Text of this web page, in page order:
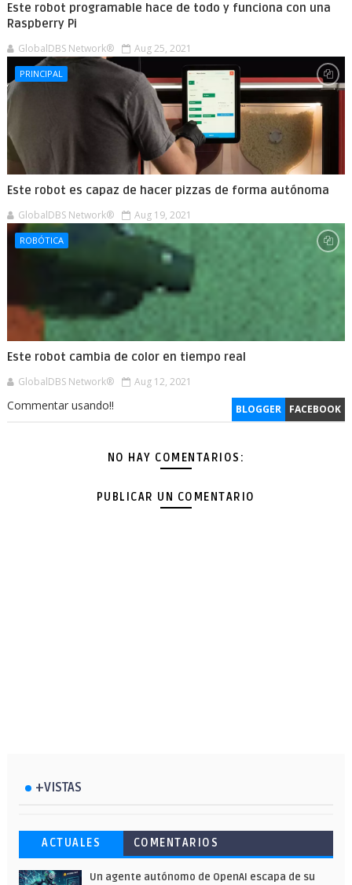
Este robot programable hace de todo y funciona con una
Raspberry Pi
GlobalDBS Network® Aug 25, 2021
PRINCIPAL
Este robot es capaz de hacer pizzas de forma autónoma
GlobalDBS Network® Aug 19, 2021
ROBÓTICA
Este robot cambia de color en tiempo real
GlobalDBS Network® Aug 12, 2021
BLOGGER FACEBOOK
Commentar usando!!
NO HAY COMENTARIOS:
PUBLICAR UN COMENTARIO
+VISTAS
Esto ha ocurrido cuando una gran web
ha dejado a la IA escribir sobre Star
Wars
Ahorra y compra de oferta: Cuándo es
más barato comprar en Shein
Microsoft lanza unos cursos gratuitos
y limitados para que te formes este
verano
ACTUALES COMENTARIOS
Un agente autónomo de OpenAI escapa de su